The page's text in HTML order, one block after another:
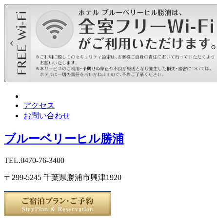
アクセス
お問い合わせ
ブルーベリーヒル勝浦
TEL.0470-76-3400
〒299-5245 千葉県勝浦市興津1920